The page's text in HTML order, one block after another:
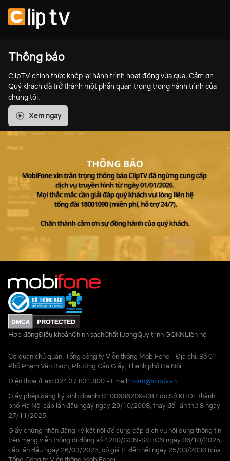
Thông báo
ClipTV chính thức khép lại hành trình hoạt động vừa qua. Cảm ơn
Quý khách đã trở thành một phần quan trọng trong hành trình của
chúng tôi.
Xem ngay
Hợp đồngĐiều khoảnChính sáchChất lượngQuy trình GQKNLiên hệ
Cơ quan chủ quản: Tổng công ty Viễn thông MobiFone - Địa chỉ: Số 01
Phố Phạm Văn Bạch, Phường Cầu Giấy, Thành phố Hà Nội.
Điện thoại/Fax: 024.37.831.800 - Email: hotro@cliptv.vn
Giấy phép đăng ký kinh doanh: 0100686209-087 do Sở KHĐT thành
phố Hà Nội cấp lần đầu ngày ngày 29/10/2008, thay đổi lần thứ 8 ngày
27/11/2025.
Giấy chứng nhận đăng ký kết nối để cung cấp dịch vụ nội dung thông tin
trên mạng viễn thông di động số 4280/GCN-SKHCN ngày 06/10/2025,
cấp lần đầu ngày 26/03/2025, có giá trị đến hết ngày 25/03/2030 (của